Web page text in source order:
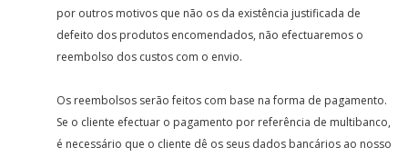
por outros motivos que não os da existência justificada de
defeito dos produtos encomendados, não efectuaremos o
reembolso dos custos com o envio.
Os reembolsos serão feitos com base na forma de pagamento.
Se o cliente efectuar o pagamento por referência de multibanco,
é necessário que o cliente dê os seus dados bancários ao nosso